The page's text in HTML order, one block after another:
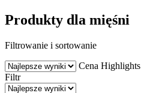
Produkty dla mięśni
Filtrowanie i sortowanie
Cena Highlights
Filtr